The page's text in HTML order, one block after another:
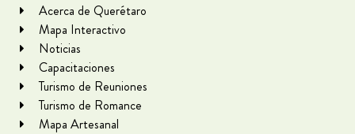
Acerca de Querétaro
Mapa Interactivo
Noticias
Capacitaciones
Turismo de Reuniones
Turismo de Romance
Mapa Artesanal